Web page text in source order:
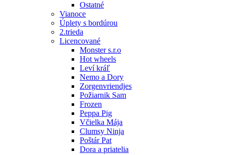
Ostatné
Vianoce
Úplety s bordúrou
2.trieda
Licencované
Monster s.r.o
Hot wheels
Leví kráľ
Nemo a Dory
Zorgenvriendjes
Požiarnik Sam
Frozen
Peppa Pig
Včielka Mája
Clumsy Ninja
Poštár Pat
Dora a priatelia